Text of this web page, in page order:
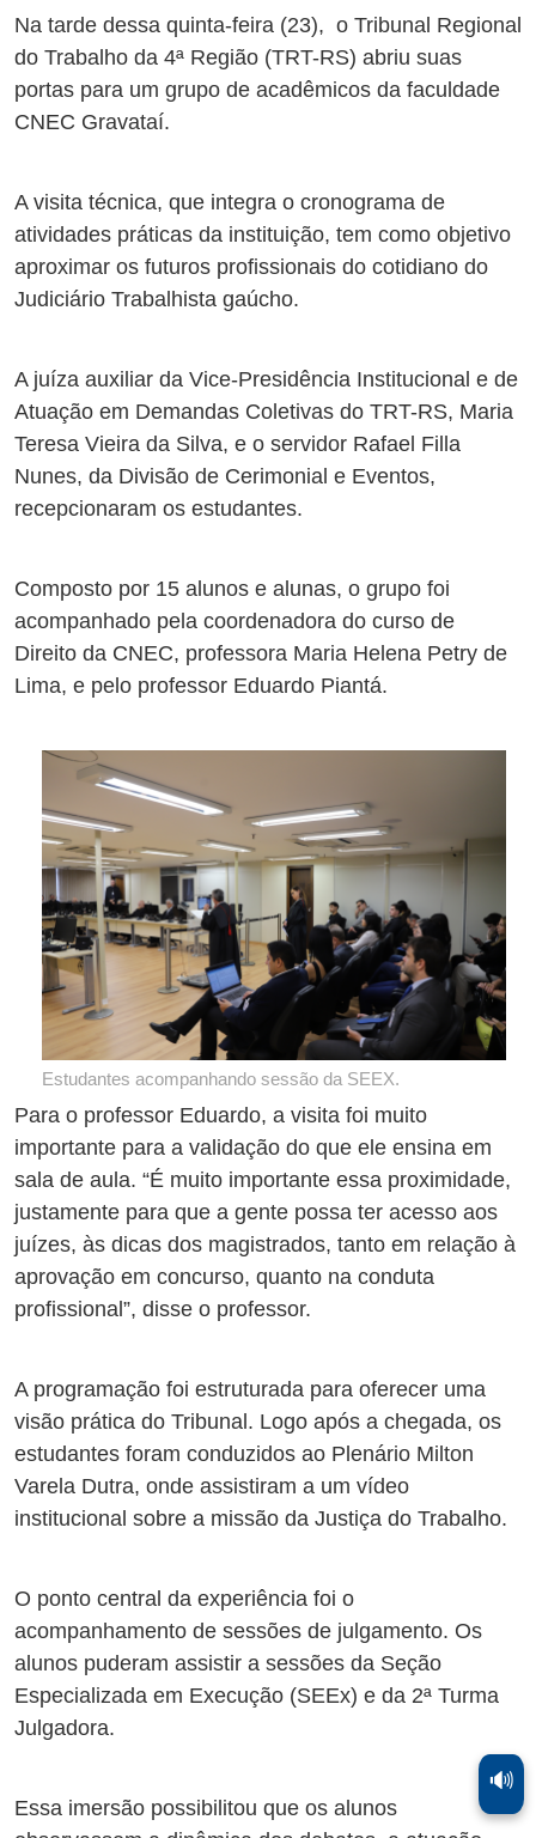
Na tarde dessa quinta-feira (23), o Tribunal Regional
do Trabalho da 4ª Região (TRT-RS) abriu suas
portas para um grupo de acadêmicos da faculdade
CNEC Gravataí.
A visita técnica, que integra o cronograma de
atividades práticas da instituição, tem como objetivo
aproximar os futuros profissionais do cotidiano do
Judiciário Trabalhista gaúcho.
A juíza auxiliar da Vice-Presidência Institucional e de
Atuação em Demandas Coletivas do TRT-RS, Maria
Teresa Vieira da Silva, e o servidor Rafael Filla
Nunes, da Divisão de Cerimonial e Eventos,
recepcionaram os estudantes.
Composto por 15 alunos e alunas, o grupo foi
acompanhado pela coordenadora do curso de
Direito da CNEC, professora Maria Helena Petry de
Lima, e pelo professor Eduardo Piantá.
Estudantes acompanhando sessão da SEEX.
Para o professor Eduardo, a visita foi muito
importante para a validação do que ele ensina em
sala de aula. “É muito importante essa proximidade,
justamente para que a gente possa ter acesso aos
juízes, às dicas dos magistrados, tanto em relação à
aprovação em concurso, quanto na conduta
profissional”, disse o professor.
A programação foi estruturada para oferecer uma
visão prática do Tribunal. Logo após a chegada, os
estudantes foram conduzidos ao Plenário Milton
Varela Dutra, onde assistiram a um vídeo
institucional sobre a missão da Justiça do Trabalho.
O ponto central da experiência foi o
acompanhamento de sessões de julgamento. Os
alunos puderam assistir a sessões da Seção
Especializada em Execução (SEEx) e da 2ª Turma
Julgadora.
Essa imersão possibilitou que os alunos
🔊